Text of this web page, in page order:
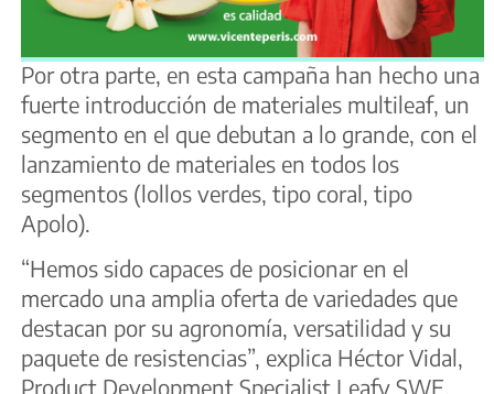
Por otra parte, en esta campaña han hecho una
fuerte introducción de materiales multileaf, un
segmento en el que debutan a lo grande, con el
lanzamiento de materiales en todos los
segmentos (lollos verdes, tipo coral, tipo
Apolo).
“Hemos sido capaces de posicionar en el
mercado una amplia oferta de variedades que
destacan por su agronomía, versatilidad y su
paquete de resistencias”, explica Héctor Vidal,
Product Development Specialist Leafy SWE.